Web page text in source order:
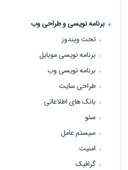
برنامه نویسی و طراحی وب
تحت ویندوز
برنامه نویسی موبایل
برنامه نویسی وب
طراحی سایت
بانک های اطلاعاتی
سئو
سیستم عامل
امنیت
گرافیک